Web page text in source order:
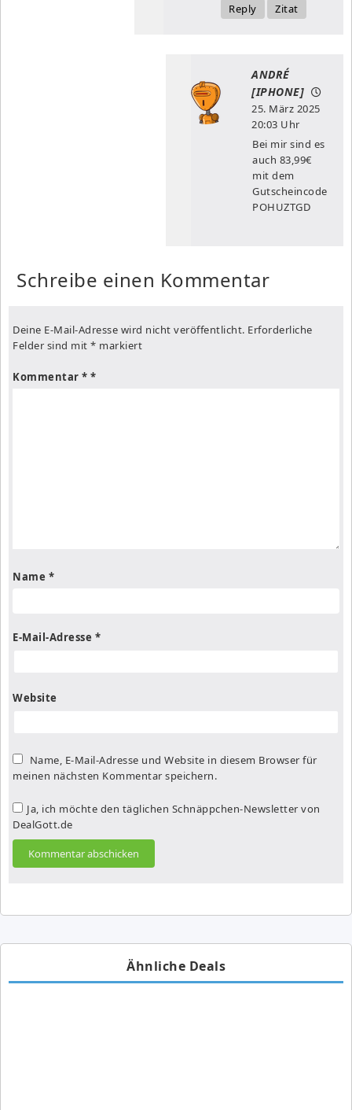
Reply Zitat
ANDRÉ
[IPHONE]
25. März 2025
20:03 Uhr
Bei mir sind es
auch 83,99€
mit dem
Gutscheincode
POHUZTGD
Schreibe einen Kommentar
Deine E-Mail-Adresse wird nicht veröffentlicht. Erforderliche
Felder sind mit * markiert
Kommentar *
Name *
E-Mail-Adresse *
Website
Name, E-Mail-Adresse und Website in diesem Browser für
meinen nächsten Kommentar speichern.
Ja, ich möchte den täglichen Schnäppchen-Newsletter von
DealGott.de
Ähnliche Deals